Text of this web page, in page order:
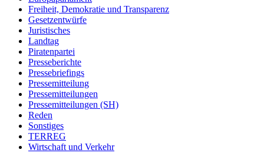
Freiheit, Demokratie und Transparenz
Gesetzentwürfe
Juristisches
Landtag
Piratenpartei
Presseberichte
Pressebriefings
Pressemitteilung
Pressemitteilungen
Pressemitteilungen (SH)
Reden
Sonstiges
TERREG
Wirtschaft und Verkehr